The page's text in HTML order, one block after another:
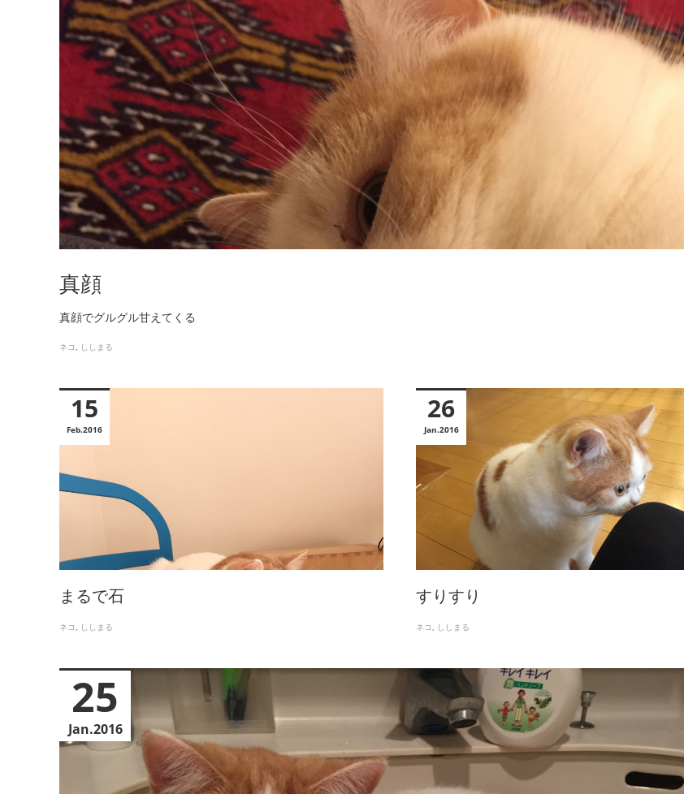
真顔
真顔でグルグル甘えてくる
ネコ ししまる
まるで石
15
Feb 2016
ネコ ししまる
すりすり
26
Jan 2016
ネコ ししまる
25
Jan 2016